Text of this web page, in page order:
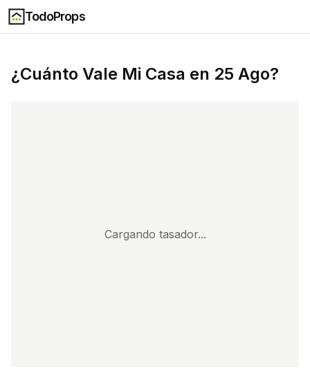
TodoProps
¿Cuánto Vale Mi Casa en 25 Ago?
Cargando tasador...